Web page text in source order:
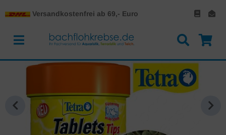
Versandkostenfrei ab 69,- Euro